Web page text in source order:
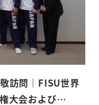
訪問｜FISU世界
大会および…